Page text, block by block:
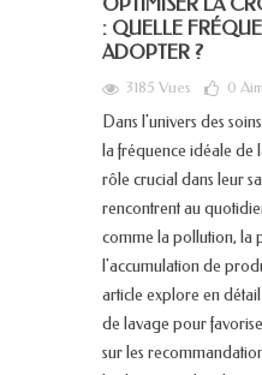
OPTIMISER LA
: QUELLE
ADOPTER ?
3185 Vues 0
Dans l'univers des
la fréquence idéale de
rôle crucial dans leur
rencontrent au
comme la pollution, la
l'accumulation de
article explore en
de lavage pour
sur les